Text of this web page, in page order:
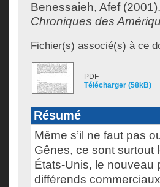
Benessaieh, Afef
Chroniques des
Fichier(s) associé(s) à ce
PDF
Télécharger (58kB)
Résumé
Même s’il ne faut pas
Gênes, ce sont surtout
États-Unis, le nouveau
différends